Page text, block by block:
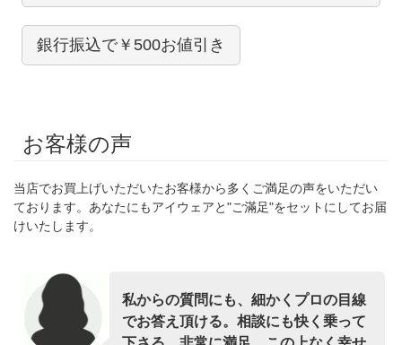
銀行振込で￥500お値引き
お客様の声
当店でお買上げいただいたお客様から多くご満足の声をいただい
ております。あなたにもアイウェアと"ご滿足"をセットにしてお届
けいたします。
私からの質問にも、細かくプロの目線
でお答え頂ける。相談にも快く乗って